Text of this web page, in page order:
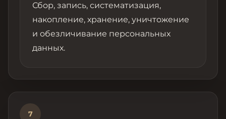
Сбор, запись, систематизация,
накопление, хранение, уничтожение
и обезличивание персональных
данных.
7